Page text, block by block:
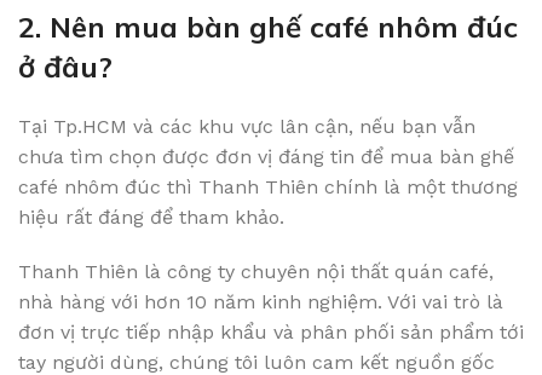
2. Nên mua bàn ghế café nhôm đúc
ở đâu?
Tại Tp.HCM và các khu vực lân cận, nếu bạn vẫn
chưa tìm chọn được đơn vị đáng tin để mua bàn ghế
café nhôm đúc thì Thanh Thiên chính là một thương
hiệu rất đáng để tham khảo.
Thanh Thiên là công ty chuyên nội thất quán café,
nhà hàng với hơn 10 năm kinh nghiệm. Với vai trò là
đơn vị trực tiếp nhập khẩu và phân phối sản phẩm tới
tay người dùng, chúng tôi luôn cam kết nguồn gốc